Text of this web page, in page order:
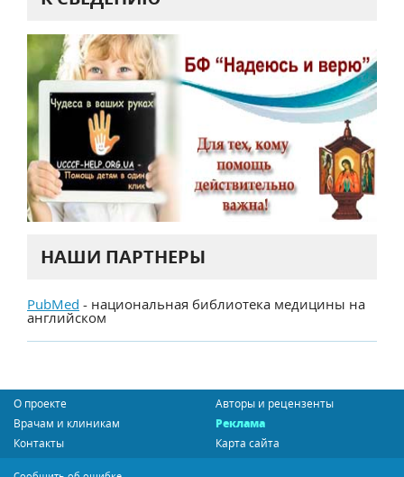
НАШИ ПАРТНЕРЫ
PubMed - национальная библиотека медицины на
английском
О проекте
Авторы и рецензенты
Врачам и клиникам
Реклама
Контакты
Карта сайта